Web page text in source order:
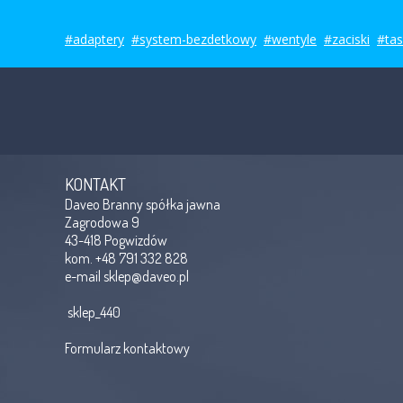
#adaptery #system-bezdetkowy #wentyle #zaciski
KONTAKT
Daveo Branny spółka jawna
Zagrodowa 9
43-418 Pogwizdów
kom. +48 791 332 828
e-mail sklep@daveo.pl
sklep_440
Formularz kontaktowy